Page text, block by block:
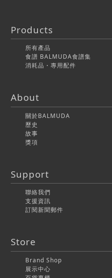
Products
所有產品
食譜 BALMUDA食譜集
消耗品・專用配件
Store
Brand Shop
展示中心
About
關於BALMUDA
歷史
故事
獎項
Support
聯絡我們
支援資訊
訂閱新聞郵件